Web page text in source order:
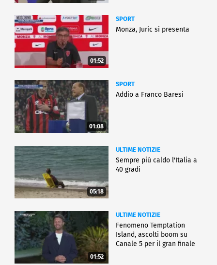
01:52
SPORT
Monza, Juric si presenta
01:08
SPORT
Addio a Franco Baresi
05:18
ULTIME NOTIZIE
Sempre più caldo l'Italia a
40 gradi
01:52
ULTIME NOTIZIE
Fenomeno Temptation
Island, ascolti boom su
Canale 5 per il gran finale